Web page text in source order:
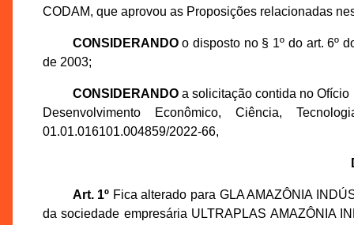
CODAM, que aprovou as Proposições relacionadas
CONSIDERANDOo disposto no § 1º do art. 6º
de 2003;
CONSIDERANDOa solicitação contida no Ofício
Desenvolvimento Econômico, Ciência,
01.01.016101.004859/2022-66,
Art. 1º Fica alterado para GLA AMAZÔNIA
da sociedade empresária ULTRAPLAS AMAZÔNIA